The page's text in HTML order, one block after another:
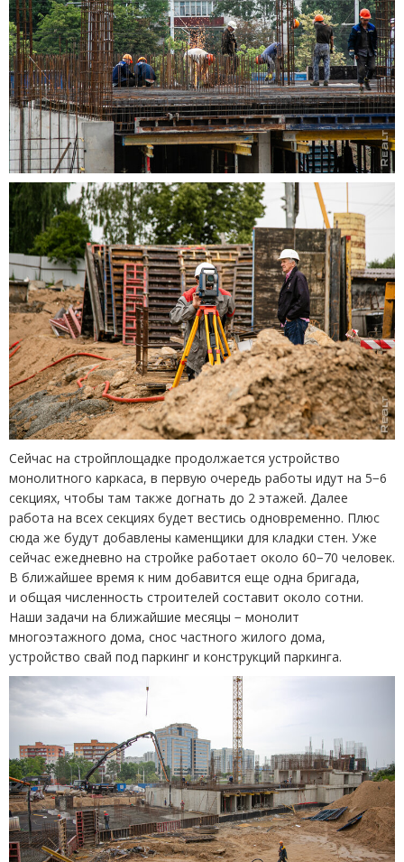
Сейчас на стройплощадке продолжается устройство
монолитного каркаса, в первую очередь работы идут на 5−6
секциях, чтобы там также догнать до 2 этажей. Далее
работа на всех секциях будет вестись одновременно. Плюс
сюда же будут добавлены каменщики для кладки стен. Уже
сейчас ежедневно на стройке работает около 60−70 человек.
В ближайшее время к ним добавится еще одна бригада,
и общая численность строителей составит около сотни.
Наши задачи на ближайшие месяцы − монолит
многоэтажного дома, снос частного жилого дома,
устройство свай под паркинг и конструкций паркинга.